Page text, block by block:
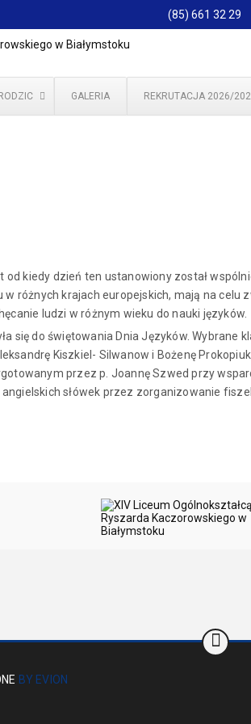
(85) 661 32 29
GALERIA REKRUTACJA 2026/
od kiedy dzień ten ustanowiony został
w różnych krajach europejskich, mają na
ludzi w różnym wieku do nauki języków.
się do świętowania Dnia Języków. Wybrane
Kiszkiel- Silwanow i Bożenę
przez p. Joannę Szwed przy
słówek przez zorganizowanie
BY EVION